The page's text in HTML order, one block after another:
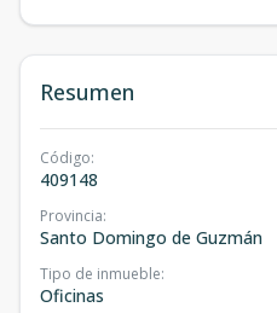
Resumen
Código:
409148
Provincia:
Santo Domingo de Guzmán
Tipo de inmueble:
Oficinas